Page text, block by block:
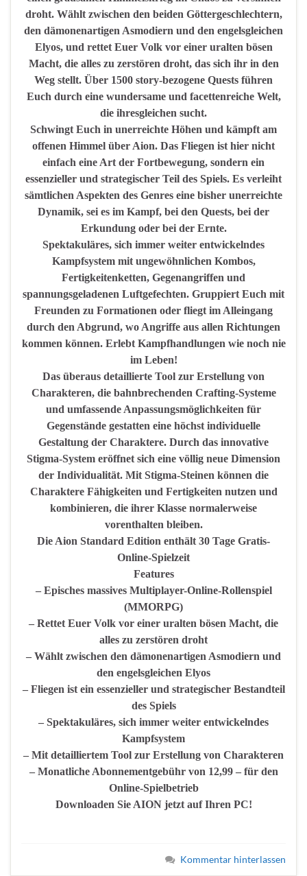
droht. Wählt zwischen den beiden Göttergeschlechtern,
den dämonenartigen Asmodiern und den engelsgleichen
Elyos, und rettet Euer Volk vor einer uralten bösen
Macht, die alles zu zerstören droht, das sich ihr in den
Weg stellt. Über 1500 story-bezogene Quests führen
Euch durch eine wundersame und facettenreiche Welt,
die ihresgleichen sucht.
Schwingt Euch in unerreichte Höhen und kämpft am
offenen Himmel über Aion. Das Fliegen ist hier nicht
einfach eine Art der Fortbewegung, sondern ein
essenzieller und strategischer Teil des Spiels. Es verleiht
sämtlichen Aspekten des Genres eine bisher unerreichte
Dynamik, sei es im Kampf, bei den Quests, bei der
Erkundung oder bei der Ernte.
Spektakuläres, sich immer weiter entwickelndes
Kampfsystem mit ungewöhnlichen Kombos,
Fertigkeitenketten, Gegenangriffen und
spannungsgeladenen Luftgefechten. Gruppiert Euch mit
Freunden zu Formationen oder fliegt im Alleingang
durch den Abgrund, wo Angriffe aus allen Richtungen
kommen können. Erlebt Kampfhandlungen wie noch nie
im Leben!
Das überaus detaillierte Tool zur Erstellung von
Charakteren, die bahnbrechenden Crafting-Systeme
und umfassende Anpassungsmöglichkeiten für
Gegenstände gestatten eine höchst individuelle
Gestaltung der Charaktere. Durch das innovative
Stigma-System eröffnet sich eine völlig neue Dimension
der Individualität. Mit Stigma-Steinen können die
Charaktere Fähigkeiten und Fertigkeiten nutzen und
kombinieren, die ihrer Klasse normalerweise
vorenthalten bleiben.
Die Aion Standard Edition enthält 30 Tage Gratis-
Online-Spielzeit
Features
– Episches massives Multiplayer-Online-Rollenspiel
(MMORPG)
– Rettet Euer Volk vor einer uralten bösen Macht, die
alles zu zerstören droht
– Wählt zwischen den dämonenartigen Asmodiern und
den engelsgleichen Elyos
– Fliegen ist ein essenzieller und strategischer Bestandteil
des Spiels
– Spektakuläres, sich immer weiter entwickelndes
Kampfsystem
– Mit detailliertem Tool zur Erstellung von Charakteren
– Monatliche Abonnementgebühr von 12,99 – für den
Online-Spielbetrieb
Downloaden Sie AION jetzt auf Ihren PC!
Kommentar hinterlassen